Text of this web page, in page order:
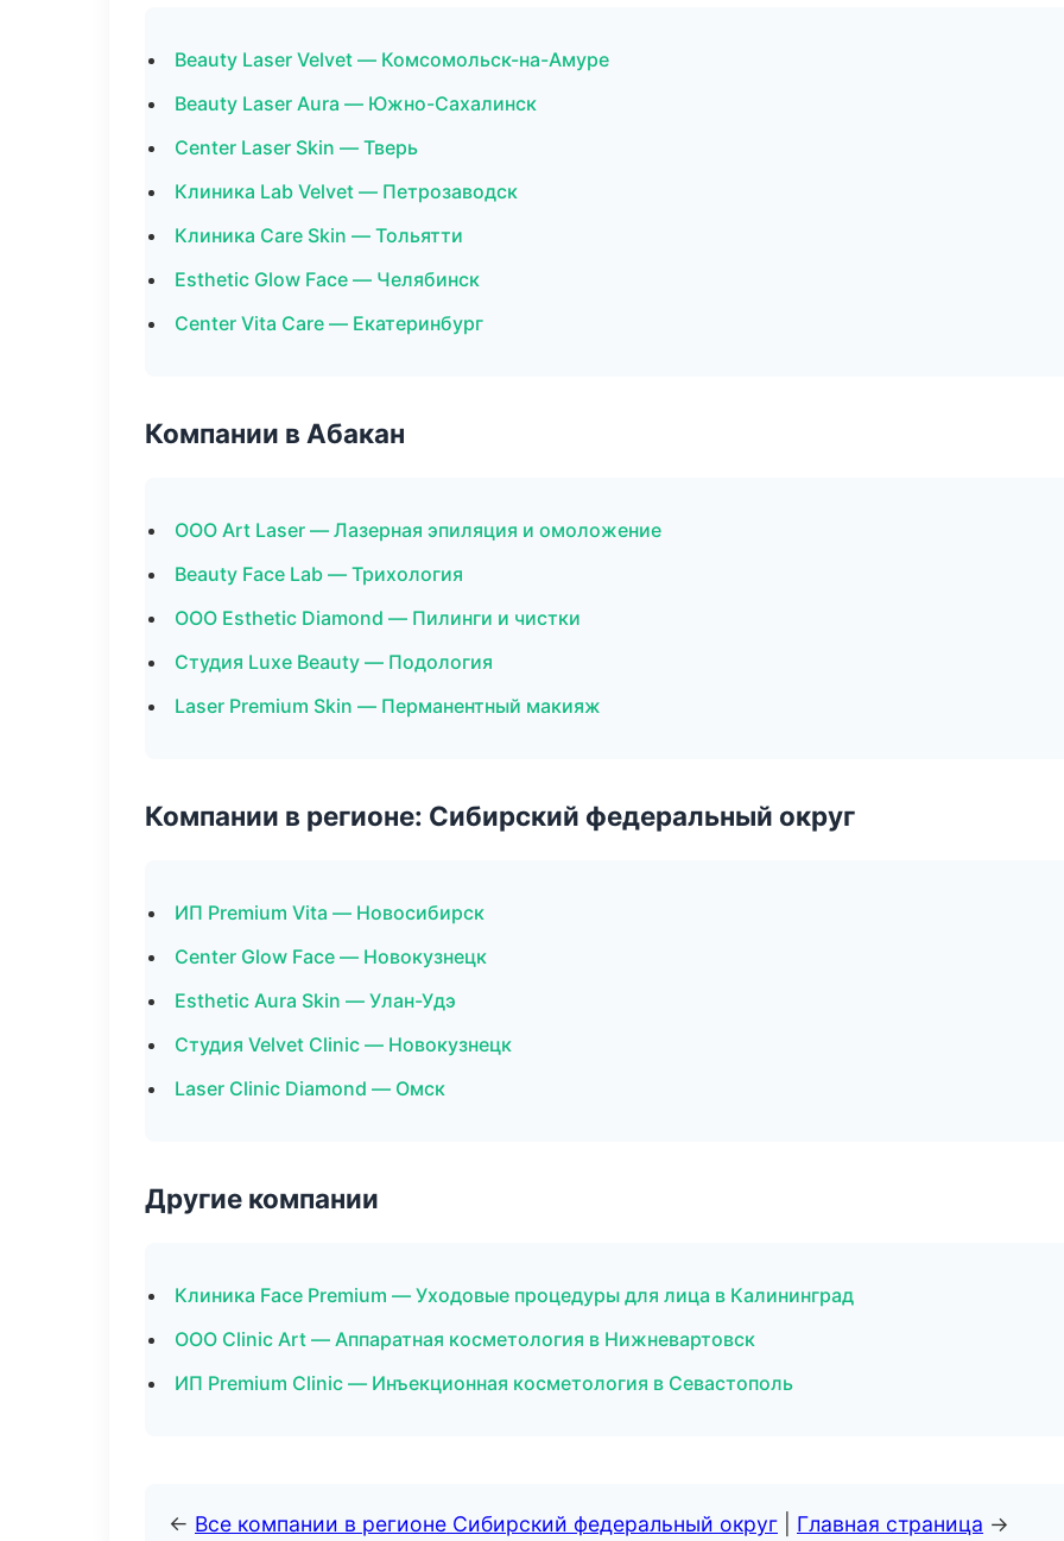
Beauty Laser Velvet — Комсомольск-на-Амуре
Beauty Laser Aura — Южно-Сахалинск
Center Laser Skin — Тверь
Клиника Lab Velvet — Петрозаводск
Клиника Care Skin — Тольятти
Esthetic Glow Face — Челябинск
Center Vita Care — Екатеринбург
Компании в Абакан
ООО Art Laser — Лазерная эпиляция и омоложение
Beauty Face Lab — Трихология
ООО Esthetic Diamond — Пилинги и чистки
Студия Luxe Beauty — Подология
Laser Premium Skin — Перманентный макияж
Компании в регионе: Сибирский федеральный округ
ИП Premium Vita — Новосибирск
Center Glow Face — Новокузнецк
Esthetic Aura Skin — Улан-Удэ
Студия Velvet Clinic — Новокузнецк
Laser Clinic Diamond — Омск
Другие компании
Клиника Face Premium — Уходовые процедуры для лица в Калининград
ООО Clinic Art — Аппаратная косметология в Нижневартовск
ИП Premium Clinic — Инъекционная косметология в Севастополь
← Все компании в регионе Сибирский федеральный округ Главная страница →